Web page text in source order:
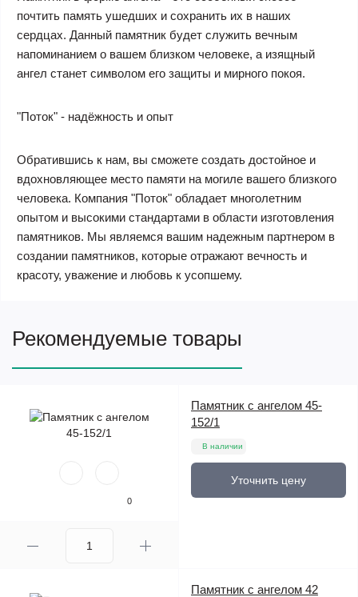
почтить память ушедших и сохранить их в наших
сердцах. Данный памятник будет служить вечным
напоминанием о вашем близком человеке, а изящный
ангел станет символом его защиты и мирного покоя.
"Поток" - надёжность и опыт
Обратившись к нам, вы сможете создать достойное и
вдохновляющее место памяти на могиле вашего близкого
человека. Компания "Поток" обладает многолетним
опытом и высокими стандартами в области изготовления
памятников. Мы являемся вашим надежным партнером в
создании памятников, которые отражают вечность и
красоту, уважение и любовь к усопшему.
Рекомендуемые товары
0
Памятник с ангелом 45-
152/1
В наличии
Уточнить цену
Памятник с ангелом 42